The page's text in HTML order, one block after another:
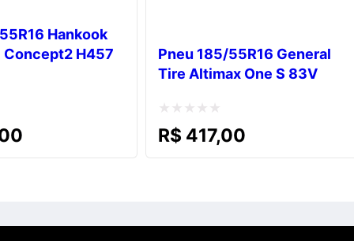
Hankook
Concept2 H457
Pneu 185/55R16 General
Tire Altimax One S 83V
Avaliação
R$ 417,00